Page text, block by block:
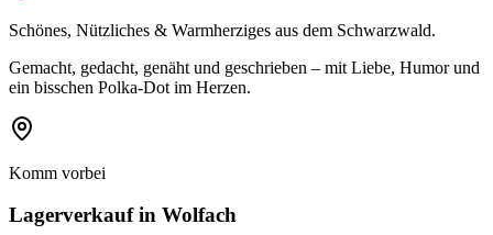
Schönes, Nützliches & Warmherziges aus dem Schwarzwald.
Gemacht, gedacht, genäht und geschrieben – mit Liebe, Humor und
ein bisschen Polka-Dot im Herzen.
Komm vorbei
Lagerverkaufin Wolfach